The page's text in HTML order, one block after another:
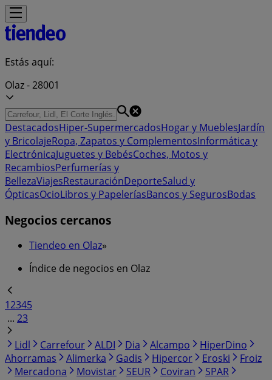
Estás aquí:
Olaz - 28001
DestacadosHiper-SupermercadosHogar y MueblesJardín
y BricolajeRopa, Zapatos y ComplementosInformática y
ElectrónicaJuguetes y BebésCoches, Motos y
RecambiosPerfumerías y
BellezaViajesRestauraciónDeporteSalud y
ÓpticasOcioLibros y PapeleríasBancos y SegurosBodas
Negocios cercanos
Tiendeo en Olaz»
Índice de negocios en Olaz
12345
... 23
Lidl
Carrefour ALDI Dia Alcampo
HiperDino
Ahorramas
Alimerka Gadis Hipercor Eroski
Froiz
Mercadona
Movistar SEUR Coviran
SPAR